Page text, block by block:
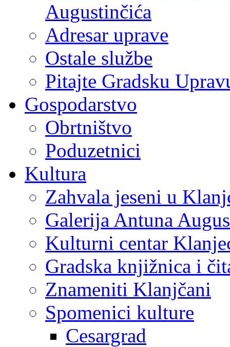
Augustinčića
Adresar uprave
Ostale službe
Pitajte Gradsku
Gospodarstvo
Obrtništvo
Poduzetnici
Kultura
Zahvala jeseni u
Galerija Antuna
Kulturni centar
Gradska knjižnica i
Znameniti Klanjčani
Spomenici kulture
Cesargrad